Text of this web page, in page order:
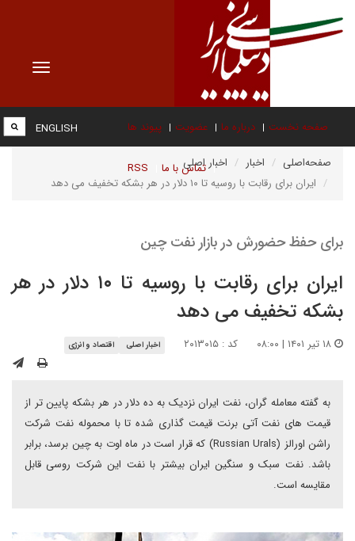
Toggle
صفحه نخست درباره ما عضویت پیوند ها
تماس با ما RSS
ENGLISH
صفحه‌اصلی اخبار
اخبار اصلی
ایران برای رقابت با روسیه تا ۱۰ دلار در هر بشکه تخفیف می دهد
برای حفظ حضورش در بازار نفت چین
ایران برای رقابت با روسیه تا ۱۰ دلار در هر
بشکه تخفیف می دهد
کد : ۲۰۱۳۰۱۵ اخبار اصلی اقتصاد و انرژی
به گفته معامله گران، نفت ایران نزدیک به ده دلار در هر بشکه پایین تر از
قیمت های نفت آتی برنت قیمت گذاری شده تا با محموله نفت شرکت
راشن اورالز (Russian Urals) که قرار است در ماه اوت به چین برسد، برابر
باشد. نفت سبک و سنگین ایران بیشتر با نفت این شرکت روسی قابل
مقایسه است.